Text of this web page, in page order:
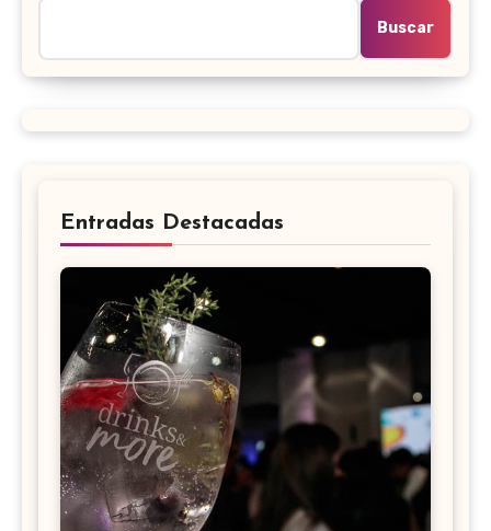
Buscar
Entradas Destacadas